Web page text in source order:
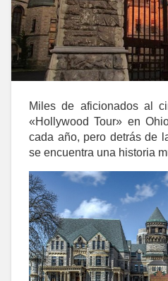
Miles de aficionados al
«Hollywood Tour» en
cada año, pero detrás de
se encuentra una historia